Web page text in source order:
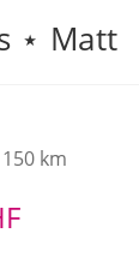
⋆ Matt
km